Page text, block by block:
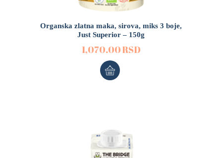
Organska zlatna maka, sirova, miks 3 boje,
Just Superior – 150g
1,070.00RSD